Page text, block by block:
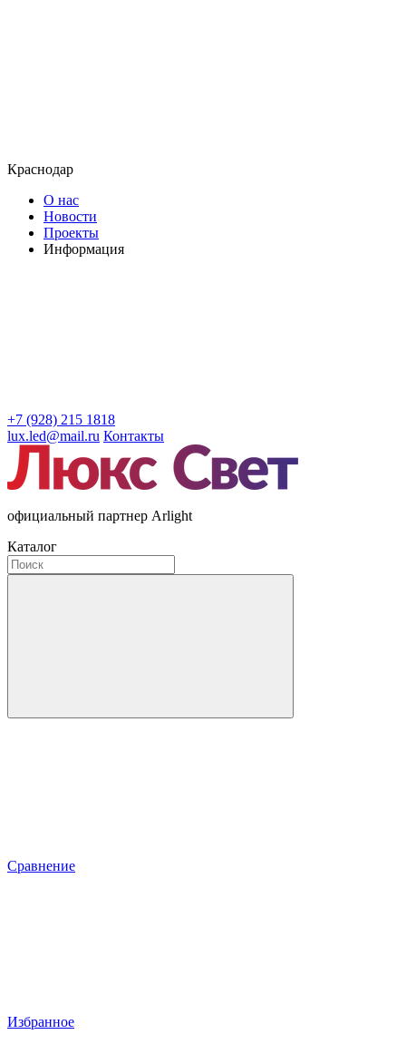
Краснодар
О нас
Новости
Проекты
Информация
+7 (928) 215 1818
lux.led@mail.ru Контакты
официальный партнер Arlight
Каталог
Сравнение
Избранное